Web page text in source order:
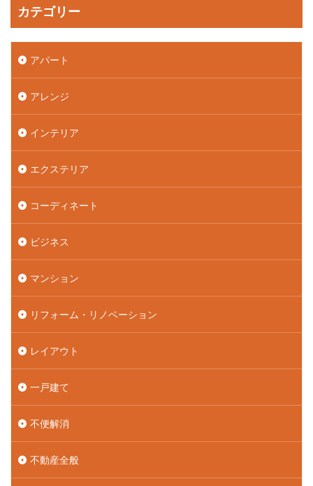
カテゴリー
アパート
アレンジ
インテリア
エクステリア
コーディネート
ビジネス
マンション
リフォーム・リノベーション
レイアウト
一戸建て
不便解消
不動産全般